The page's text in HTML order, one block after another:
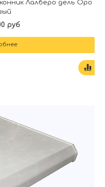
Лалберо дель Оро
руб